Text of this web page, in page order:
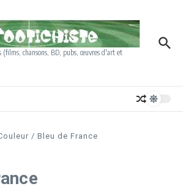
(films, chansons, BD, pubs, œuvres d'art et
/ Bleu de France